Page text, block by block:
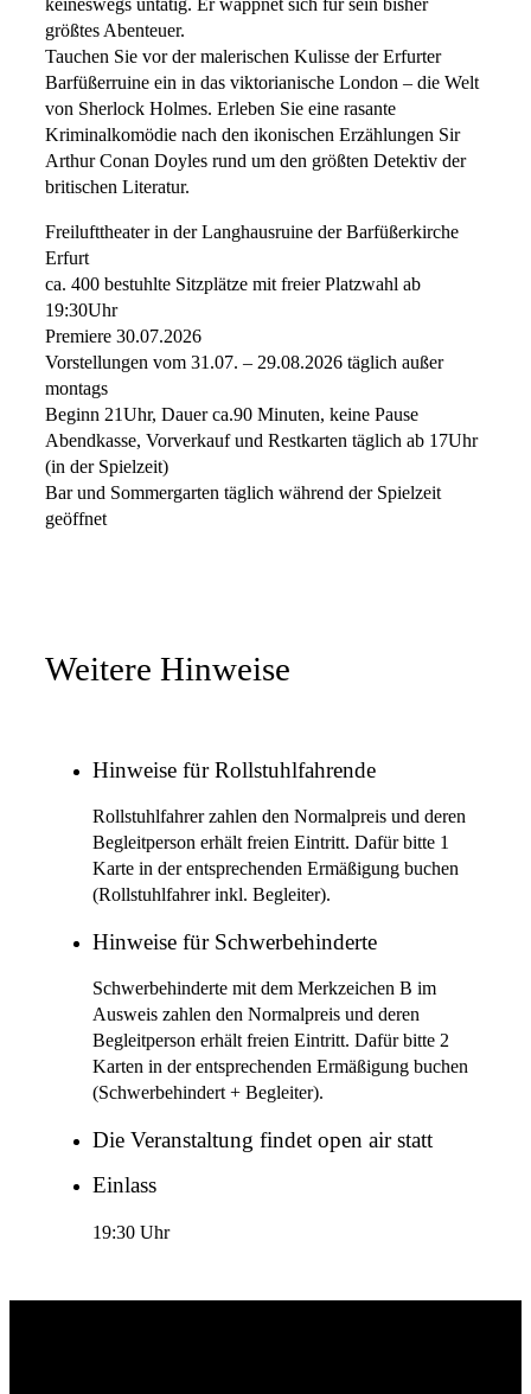
keineswegs untätig. Er wappnet sich für sein bisher
größtes Abenteuer.
Tauchen Sie vor der malerischen Kulisse der Erfurter
Barfüßerruine ein in das viktorianische London – die Welt
von Sherlock Holmes. Erleben Sie eine rasante
Kriminalkomödie nach den ikonischen Erzählungen Sir
Arthur Conan Doyles rund um den größten Detektiv der
britischen Literatur.
Freilufttheater in der Langhausruine der Barfüßerkirche
Erfurt
ca. 400 bestuhlte Sitzplätze mit freier Platzwahl ab
19:30Uhr
Premiere 30.07.2026
Vorstellungen vom 31.07. – 29.08.2026 täglich außer
montags
Beginn 21Uhr, Dauer ca.90 Minuten, keine Pause
Abendkasse, Vorverkauf und Restkarten täglich ab 17Uhr
(in der Spielzeit)
Bar und Sommergarten täglich während der Spielzeit
geöffnet
Weitere Hinweise
Hinweise für Rollstuhlfahrende
Rollstuhlfahrer zahlen den Normalpreis und deren
Begleitperson erhält freien Eintritt. Dafür bitte 1
Karte in der entsprechenden Ermäßigung buchen
(Rollstuhlfahrer inkl. Begleiter).
Hinweise für Schwerbehinderte
Schwerbehinderte mit dem Merkzeichen B im
Ausweis zahlen den Normalpreis und deren
Begleitperson erhält freien Eintritt. Dafür bitte 2
Karten in der entsprechenden Ermäßigung buchen
(Schwerbehindert + Begleiter).
Die Veranstaltung findet open air statt
Einlass
19:30 Uhr